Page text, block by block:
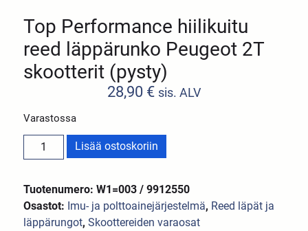
Top Performance hiilikuitu
reed läppärunko Peugeot 2T
skootterit (pysty)
28,90 € sis. ALV
Varastossa
Lisää ostoskoriin
Tuotenumero: W1=003 / 9912550
Osastot: Imu- ja polttoainejärjestelmä, Reed läpät ja
läppärungot,Skoottereiden varaosat